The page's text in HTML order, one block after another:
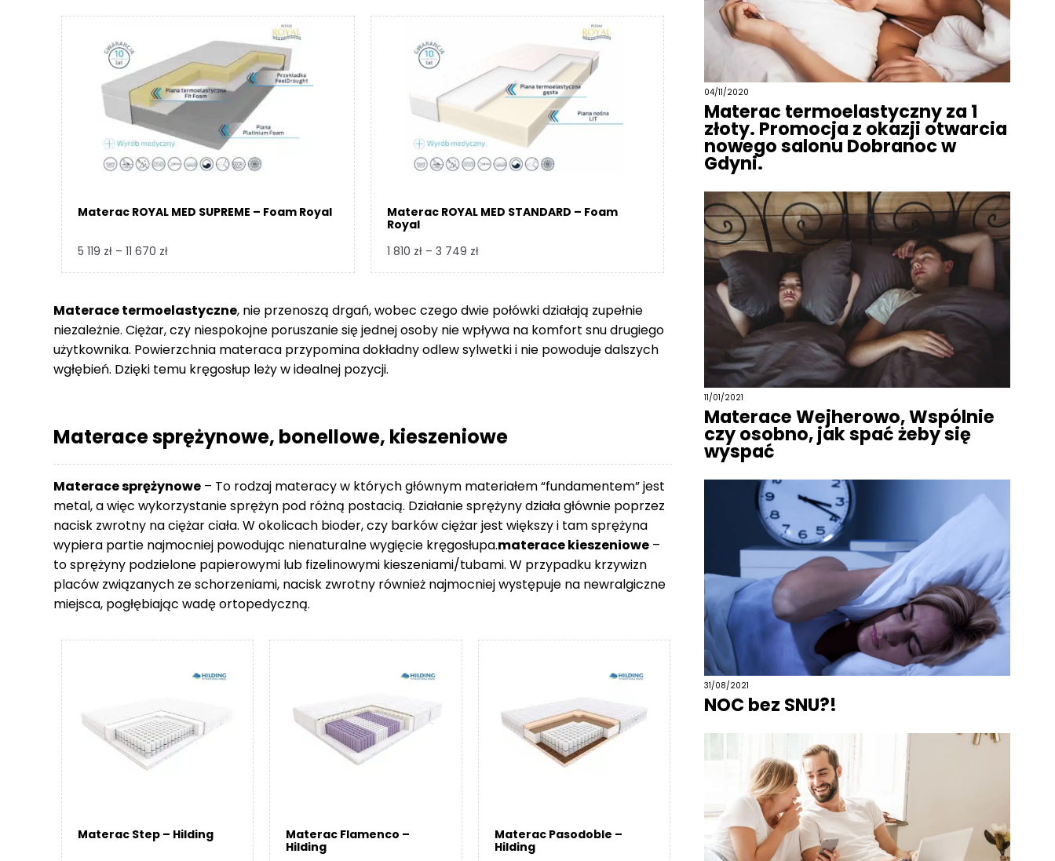
Materac ROYAL MED SUPREME – Foam Royal
5 119 zł – 11 670 złZakres
5
119 zł
do
11
670 zł
Materac ROYAL MED STANDARD – Foam
Royal
1 810 zł – 3 749 złZakres
1
810 zł
do
3
Materace termoelastyczne, nie przenoszą drgań, wobec czego dwie połówki działają zupełnie
niezależnie. Ciężar, czy niespokojne poruszanie się jednej osoby nie wpływa na komfort snu drugiego
użytkownika. Powierzchnia materaca przypomina dokładny odlew sylwetki i nie powoduje dalszych
wgłębień. Dzięki temu kręgosłup leży w idealnej pozycji.
Materace sprężynowe, bonellowe, kieszeniowe
Materace sprężynowe– To rodzaj materacy w których głównym materiałem “fundamentem” jest
metal, a więc wykorzystanie sprężyn pod różną postacią. Działanie sprężyny działa głównie poprzez
nacisk zwrotny na ciężar ciała. W okolicach bioder, czy barków ciężar jest większy i tam sprężyna
wypiera partie najmocniej powodując nienaturalne wygięcie kręgosłupa.materace kieszeniowe–
to sprężyny podzielone papierowymi lub fizelinowymi kieszeniami/tubami. W przypadku krzywizn
placów związanych ze schorzeniami, nacisk zwrotny również najmocniej występuje na newralgiczne
miejsca, pogłębiając wadę ortopedyczną.
Materac Step – Hilding
Materac Flamenco –
Hilding
Materac Pasodoble –
Hilding
04/11/2020
Materac termoelastyczny za 1
złoty. Promocja z okazji otwarcia
nowego salonu Dobranoc w
Gdyni.
11/01/2021
Materace Wejherowo, Wspólnie
czy osobno, jak spać żeby się
wyspać
31/08/2021
NOC bez SNU?!